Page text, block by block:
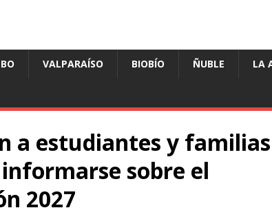
VALPARAÍSO BIOBÍO ÑUBLE LA
a estudiantes y familias
sobre el
2027